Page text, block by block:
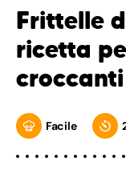
Frittelle
ricetta
croccanti
Facile